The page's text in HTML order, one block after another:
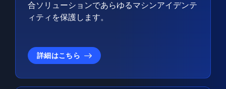
合ソリューションであらゆるマシンアイデンテ
ィティを保護します。
詳細はこちら